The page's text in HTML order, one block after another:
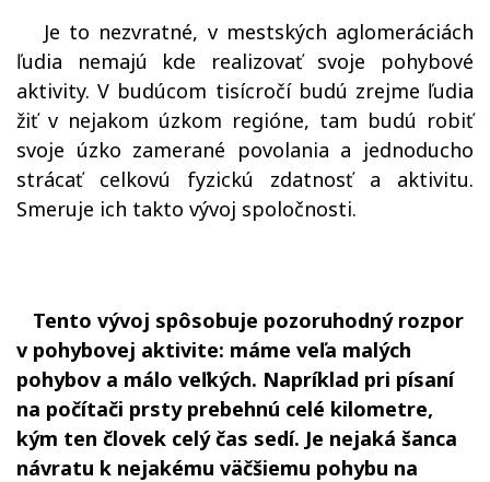
Je to nezvratné, v mestských aglomeráciách
ľudia nemajú kde realizovať svoje pohybové
aktivity. V budúcom tisícročí budú zrejme ľudia
žiť v nejakom úzkom regióne, tam budú robiť
svoje úzko zamerané povolania a jednoducho
strácať celkovú fyzickú zdatnosť a aktivitu.
Smeruje ich takto vývoj spoločnosti.
Tento vývoj spôsobuje pozoruhodný rozpor
v pohybovej aktivite: máme veľa malých
pohybov a málo veľkých. Napríklad pri písaní
na počítači prsty prebehnú celé kilometre,
kým ten človek celý čas sedí. Je nejaká šanca
návratu k nejakému väčšiemu pohybu na